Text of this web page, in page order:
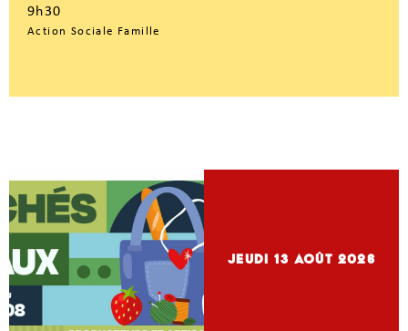
9h30
Action Sociale Famille
jeudi 13 Août 2026